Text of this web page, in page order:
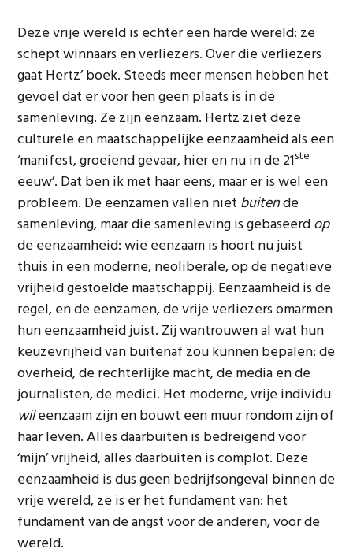
Deze vrije wereld is echter een harde wereld: ze
schept winnaars en verliezers. Over die verliezers
gaat Hertz’ boek. Steeds meer mensen hebben het
gevoel dat er voor hen geen plaats is in de
samenleving. Ze zijn eenzaam. Hertz ziet deze
culturele en maatschappelijke eenzaamheid als een
‘manifest, groeiend gevaar, hier en nu in de 21ste
eeuw’. Dat ben ik met haar eens, maar er is wel een
probleem. De eenzamen vallen niet buitende
samenleving, maar die samenleving is gebaseerdop
de eenzaamheid: wie eenzaam is hoort nu juist
thuis in een moderne, neoliberale, op de negatieve
vrijheid gestoelde maatschappij. Eenzaamheid is de
regel, en de eenzamen, de vrije verliezers omarmen
hun eenzaamheid juist. Zij wantrouwen al wat hun
keuzevrijheid van buitenaf zou kunnen bepalen: de
overheid, de rechterlijke macht, de media en de
journalisten, de medici. Het moderne, vrije individu
wileenzaam zijn en bouwt een muur rondom zijn of
haar leven. Alles daarbuiten is bedreigend voor
‘mijn’ vrijheid, alles daarbuiten is complot. Deze
eenzaamheid is dus geen bedrijfsongeval binnen de
vrije wereld, ze is er het fundament van: het
fundament van de angst voor de anderen, voor de
wereld.